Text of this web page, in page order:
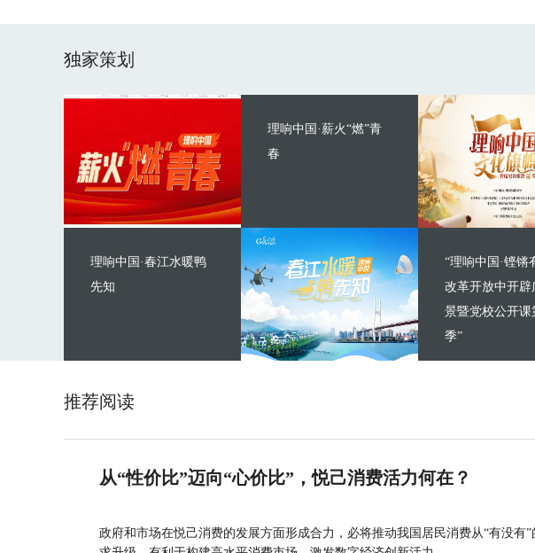
独家策划
理响中国·薪火“燃”青
春
理响中国·春江水暖鸭
先知
“理响中国·铿锵
改革开放中开辟
景暨党校公开课
季”
推荐阅读
从“性价比”迈向“心价比”，悦己消费活力何在？
政府和市场在悦己消费的发展方面形成合力，必将推动我国居民消费从“有没有